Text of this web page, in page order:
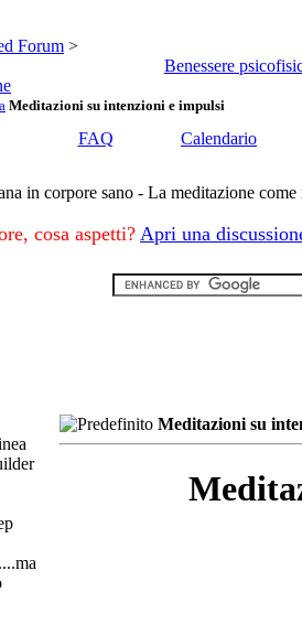
Forum >
Benessere
Meditazioni su intenzioni e impulsi
FAQ Calendario
in corpore sano - La meditazione
cosa aspetti? Apri una
Meditazioni su